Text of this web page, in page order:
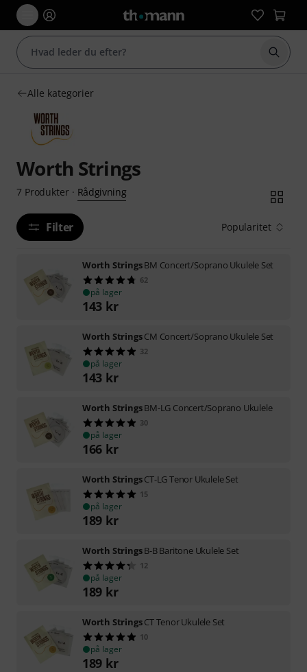
Start
Alle kategorier
Worth Strings
7 Produkter· Rådgivning
Filter Popularitet
Worth StringsBM Concert/Soprano Ukulele Set
62
på lager
143 kr
Worth StringsCM Concert/Soprano Ukulele Set
32
på lager
143 kr
Worth StringsBM-LG Concert/Soprano Ukulele
30
på lager
166 kr
Worth StringsCT-LG Tenor Ukulele Set
15
på lager
189 kr
Worth StringsB-B Baritone Ukulele Set
12
på lager
189 kr
Worth StringsCT Tenor Ukulele Set
10
på lager
189 kr